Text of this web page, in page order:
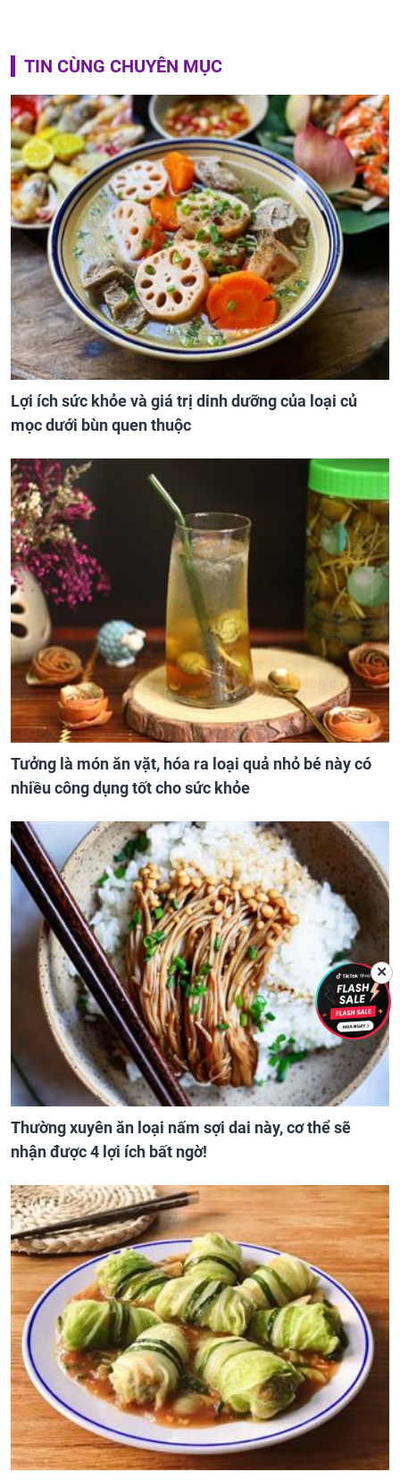
TIN CÙNG CHUYÊN MỤC
Lợi ích sức khỏe và giá trị dinh dưỡng của loại củ
mọc dưới bùn quen thuộc
Tưởng là món ăn vặt, hóa ra loại quả nhỏ bé này có
nhiều công dụng tốt cho sức khỏe
Thường xuyên ăn loại nấm sợi dai này, cơ thể sẽ
nhận được 4 lợi ích bất ngờ!
✕